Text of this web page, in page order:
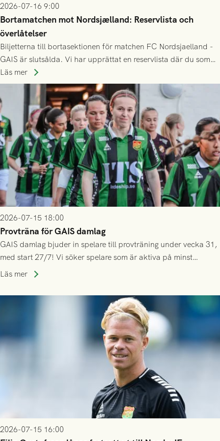
2026-07-16 9:00
Bortamatchen mot Nordsjælland: Reservlista och
överlåtelser
Biljetterna till bortasektionen för matchen FC Nordsjaelland -
GAIS är slutsålda. Vi har upprättat en reservlista där du som
ännu inte har någon biljett kan anmäla ditt intresse. Du kan
inte själv överlåta din biljett till någon annan.
Läs mer
2026-07-15 18:00
Provträna för GAIS damlag
GAIS damlag bjuder in spelare till provträning under vecka 31,
med start 27/7! Vi söker spelare som är aktiva på minst
division 3-nivå.
Läs mer
2026-07-15 16:00